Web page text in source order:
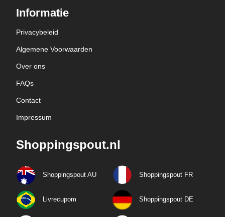
Informatie
Privacybeleid
Algemene Voorwaarden
Over ons
FAQs
Contact
Impressum
Shoppingspout.nl
Shoppingspout AU Shoppingspout FR
Livrecupom Shoppingspout DE